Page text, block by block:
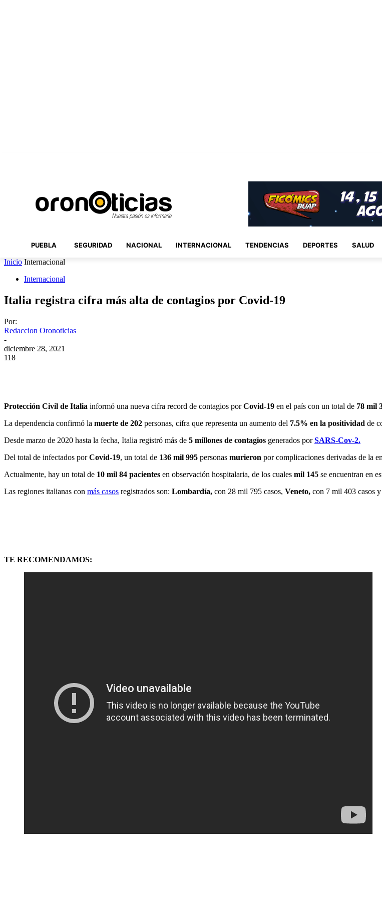
PUEBLA SEGURIDAD NACIONAL INTERNACIONAL TENDENCIAS DEPORTES SALUD
Inicio Internacional
Internacional
Italia registra cifra más alta de contagios por Covid-19
Por:
Redaccion Oronoticias
-
diciembre 28, 2021
118
Protección Civil de Italia informó una nueva cifra record de contagios porCovid-19 en el país con un total de 78 mil
La dependencia confirmó la muerte de 202 personas, cifra que representa un aumento del 7.5% en la positividad de
Desde marzo de 2020 hasta la fecha, Italia registró más de 5 millones de contagios generados porSARS-Cov-2.
Del total de infectados porCovid-19, un total de 136 mil 995 personas murieron por complicaciones derivadas de la
Actualmente, hay un total de 10 mil 84 pacientes en observación hospitalaria, de los cuales mil 145 se encuentran en
Las regiones italianas con más casos registrados son: Lombardía, con 28 mil 795 casos, Veneto, con 7 mil 403 casos y
TE RECOMENDAMOS: